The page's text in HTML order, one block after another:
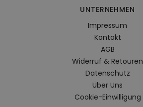
UNTERNEHMEN
Impressum
Kontakt
AGB
Widerruf & Retouren
Datenschutz
Über Uns
Cookie-Einwilligung